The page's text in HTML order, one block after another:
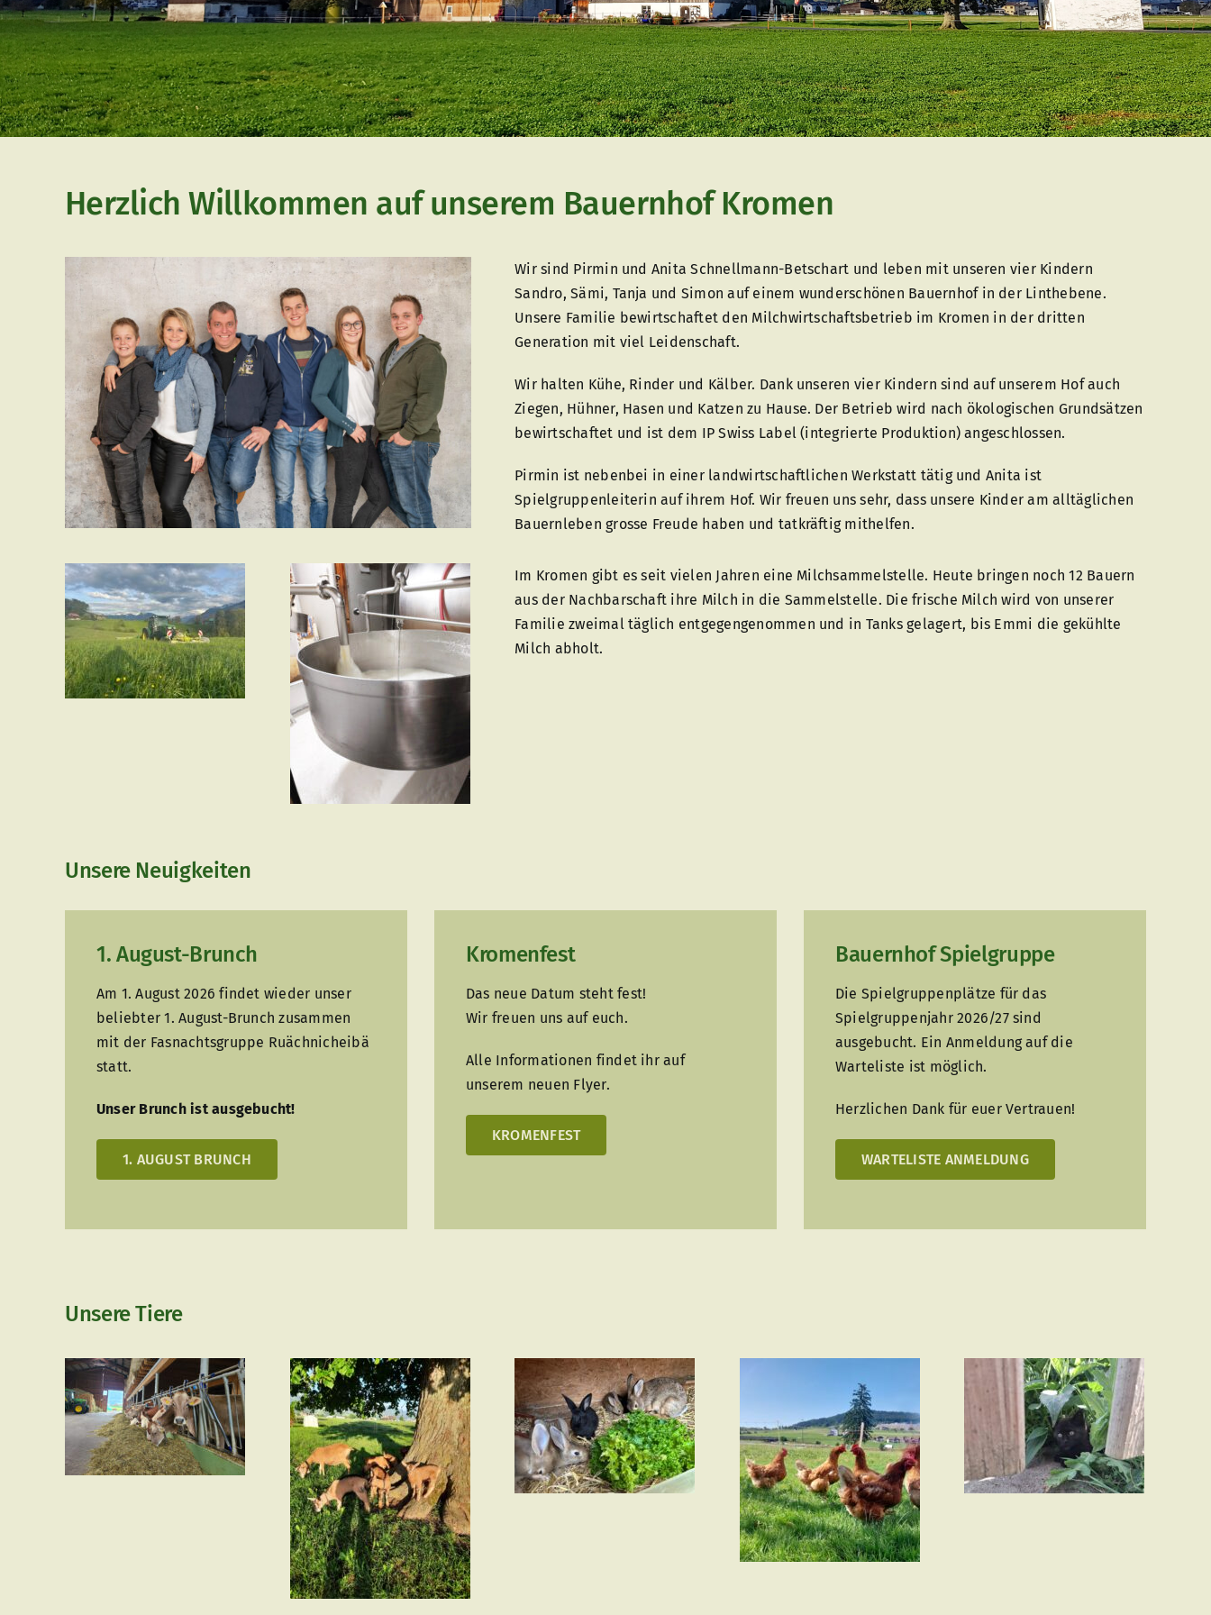
Herzlich Willkommen auf unserem Bauernhof Kromen
Wir sind Pirmin und Anita Schnellmann-Betschart und leben mit unseren vier Kindern
Sandro, Sämi, Tanja und Simon auf einem wunderschönen Bauernhof in der Linthebene.
Unsere Familie bewirtschaftet den Milchwirtschaftsbetrieb im Kromen in der dritten
Generation mit viel Leidenschaft.
Wir halten Kühe, Rinder und Kälber. Dank unseren vier Kindern sind auf unserem Hof auch
Ziegen, Hühner, Hasen und Katzen zu Hause. Der Betrieb wird nach ökologischen Grundsätzen
bewirtschaftet und ist dem IP Swiss Label (integrierte Produktion) angeschlossen.
Pirmin ist nebenbei in einer landwirtschaftlichen Werkstatt tätig und Anita ist
Spielgruppenleiterin auf ihrem Hof. Wir freuen uns sehr, dass unsere Kinder am alltäglichen
Bauernleben grosse Freude haben und tatkräftig mithelfen.
Im Kromen gibt es seit vielen Jahren eine Milchsammelstelle. Heute bringen noch 12 Bauern
aus der Nachbarschaft ihre Milch in die Sammelstelle. Die frische Milch wird von unserer
Familie zweimal täglich entgegengenommen und in Tanks gelagert, bis Emmi die gekühlte
Milch abholt.
Unsere Neuigkeiten
1. August-Brunch
Am 1. August 2026 findet wieder unser
beliebter 1. August-Brunch zusammen
mit der Fasnachtsgruppe Ruächnicheibä
statt.
Unser Brunch ist ausgebucht!
1. AUGUST BRUNCH
Kromenfest
Das neue Datum steht fest!
Wir freuen uns auf euch.
Alle Informationen findet ihr auf
unserem neuen Flyer.
KROMENFEST
Bauernhof Spielgruppe
Die Spielgruppenplätze für das
Spielgruppenjahr 2026/27 sind
ausgebucht. Ein Anmeldung auf die
Warteliste ist möglich.
Herzlichen Dank für euer Vertrauen!
WARTELISTE ANMELDUNG
Unsere Tiere